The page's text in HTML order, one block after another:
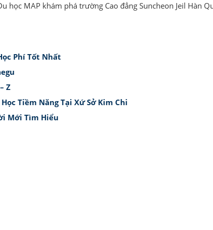
học MAP khám phá trường Cao đẳng Suncheon Jeil Hàn
Phí Tốt Nhất
Z
Tiềm Năng Tại Xứ Sở Kim Chi
Mới Tìm Hiểu